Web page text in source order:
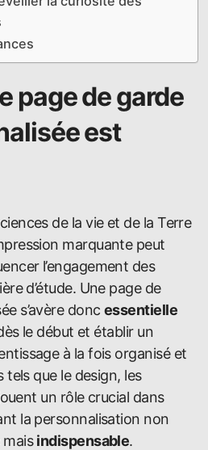
page de garde
est
de la vie et de la Terre
marquante peut
l’engagement des
d’étude. Une page de
s’avère doncessentielle
le début et établir un
à la fois organisé et
tels que le design, les
un rôle crucial dans
la personnalisation non
maisindispensable.